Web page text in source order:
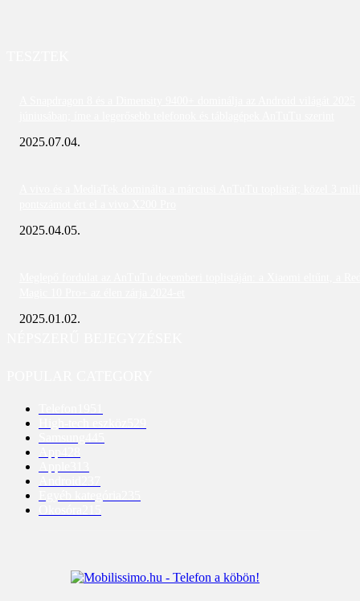
2025.07.04.
2025.04.05.
2025.01.02.